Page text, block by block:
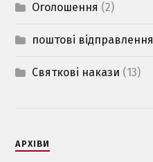
Оголошення (2)
поштові відправлення
Святкові накази (13)
АРХІВИ